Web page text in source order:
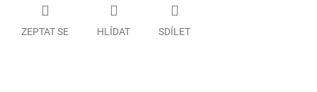
ZEPTAT SE HLÍDAT SDÍLET